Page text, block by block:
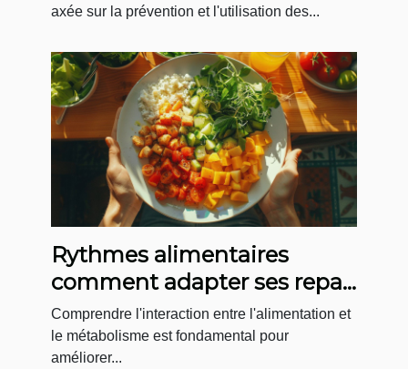
axée sur la prévention et l'utilisation des...
Rythmes alimentaires
comment adapter ses repas
pour optimiser son
metabolisme
Comprendre l'interaction entre l'alimentation et
le métabolisme est fondamental pour
améliorer...